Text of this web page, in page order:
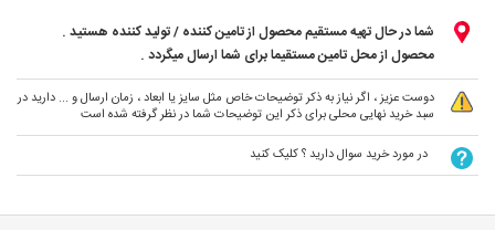
شما در حال تهیه مستقیم محصول از تامین کننده / تولید کننده هستید .
محصول از محل تامین مستقیما برای شما ارسال میگردد .
دوست عزیز ، اگر نیاز به ذکر توضیحات خاص مثل سایز یا ابعاد ، زمان ارسال و ... دارید در
سبد خرید نهایی محلی برای ذکر این توضیحات شما در نظر گرفته شده است
در مورد خرید سوال دارید ؟ کلیک کنید